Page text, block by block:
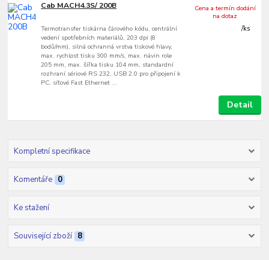
Cab MACH4.3S/ 200B
Termotransfer tiskárna čárového kódu, centrální
vedení spotřebních materiálů, 203 dpi (8
bodů/mm), silná ochranná vrstva tiskové hlavy,
max. rychlost tisku 300 mm/s, max. návin role
205 mm, max. šířka tisku 104 mm, standardní
rozhraní sériové RS 232, USB 2.0 pro připojení k
PC, síťové Fast Ethernet ...
/ks
Cena a termín dodání
na dotaz
Detail
Kompletní specifikace
Komentáře 0
Ke stažení
Související zboží 8